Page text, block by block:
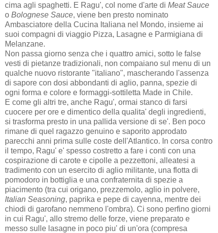
cima agli spaghetti. E Ragu', col nome d'arte di Meat Sauce
o Bolognese Sauce, viene ben presto nominato
Ambasciatore della Cucina Italiana nel Mondo, insieme ai
suoi compagni di viaggio Pizza, Lasagne e Parmigiana di
Melanzane.
Non passa giorno senza che i quattro amici, sotto le false
vesti di pietanze tradizionali, non compaiano sul menu di un
qualche nuovo ristorante "italiano", mascherando l'assenza
di sapore con dosi abbondanti di aglio, panna, spezie di
ogni forma e colore e formaggi-sottiletta Made in Chile.
E come gli altri tre, anche Ragu', ormai stanco di farsi
cuocere per ore e dimentico della qualita' degli ingredienti,
si trasforma presto in una pallida versione di se'. Ben poco
rimane di quel ragazzo genuino e saporito approdato
parecchi anni prima sulle coste dell'Atlantico. In corsa contro
il tempo, Ragu' e' spesso costretto a fare i conti con una
cospirazione di carote e cipolle a pezzettoni, alleatesi a
tradimento con un esercito di aglio militante, una flotta di
pomodoro in bottiglia e una confraternita di spezie a
piacimento (tra cui origano, prezzemolo, aglio in polvere,
Italian Seasoning, paprika e pepe di cayenna, mentre dei
chiodi di garofano nemmeno l'ombra). Ci sono perfino giorni
in cui Ragu', allo stremo delle forze, viene preparato e
messo sulle lasagne in poco piu' di un'ora (compresa